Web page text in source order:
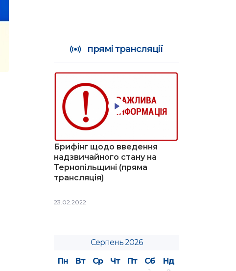
прямі трансляції
Брифінг щодо введення
надзвичайного стану на
Тернопільщині (пряма
трансляція)
23.02.2022
Серпень 2026
Пн
Вт Ср Чт Пт Сб
Нд